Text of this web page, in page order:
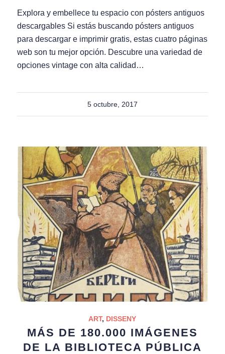
Explora y embellece tu espacio con pósters antiguos
descargables Si estás buscando pósters antiguos
para descargar e imprimir gratis, estas cuatro páginas
web son tu mejor opción. Descubre una variedad de
opciones vintage con alta calidad…
5 octubre, 2017
ART, DISSENY
MÁS DE 180.000 IMÁGENES
DE LA BIBLIOTECA PÚBLICA